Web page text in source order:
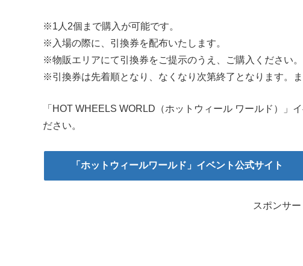
※1人2個まで購入が可能です。
※入場の際に、引換券を配布いたします。
※物販エリアにて引換券をご提示のうえ、ご購入ください。
※引換券は先着順となり、なくなり次第終了となります。
「HOT WHEELS WORLD（ホットウィール ワールド）」
ださい。
「ホットウィールワールド」イベント公式サイト
スポンサー